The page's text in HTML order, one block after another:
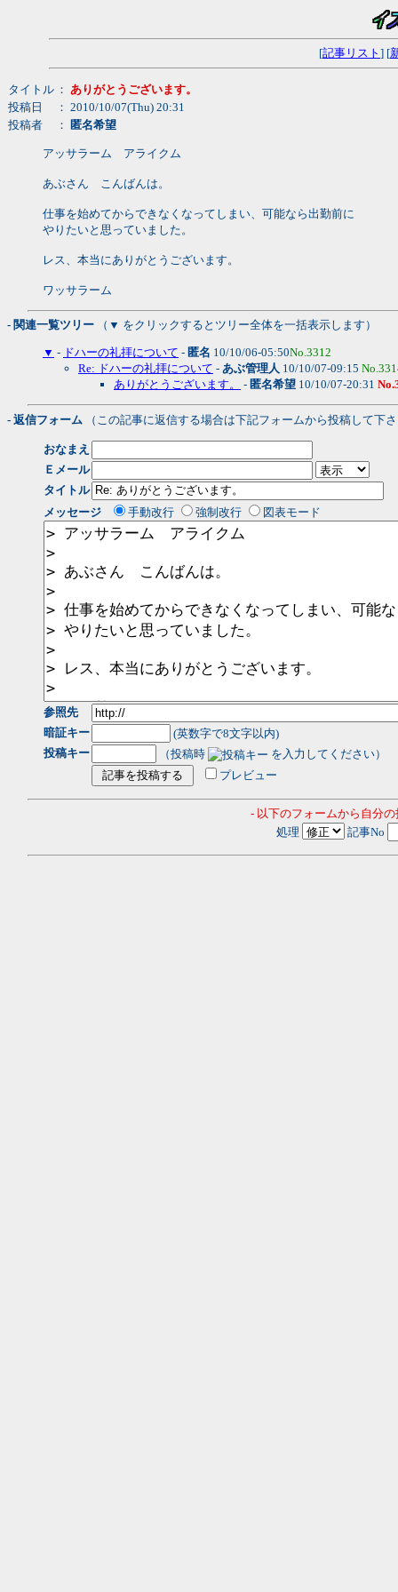
[記事リスト ] [
タイトル ： ありがとうございます。
投稿日
： 2010/10/07(Thu) 20:31
投稿者
： 匿名希望
アッサラーム アライクム
あぶさん こんばんは。
仕事を始めてからできなくなってしまい、可能なら出勤前に
やりたいと思っていました。
レス、本当にありがとうございます。
ワッサラーム
- 関連一覧ツリー （▼ をクリックするとツリー全体を一括表示します）
▼ - ドハーの礼拝について - 匿名 10/10/06-05:50No.3312
Re: ドハーの礼拝について - あぶ管理人 10/10/07-09:15
ありがとうございます。
- 匿名希望 10/10/07-20:31
- 返信フォーム （この記事に返信する場合は下記フォームから投稿して下
おなまえ
Ｅメール
タイトル
メッセージ
手動改行 強制改行 図表モード
参照先
暗証キー
(英数字で8文字以内)
投稿キー
（投稿時
を入力してください）
プレビュー
- 以下のフォームから自分
処理
記事No